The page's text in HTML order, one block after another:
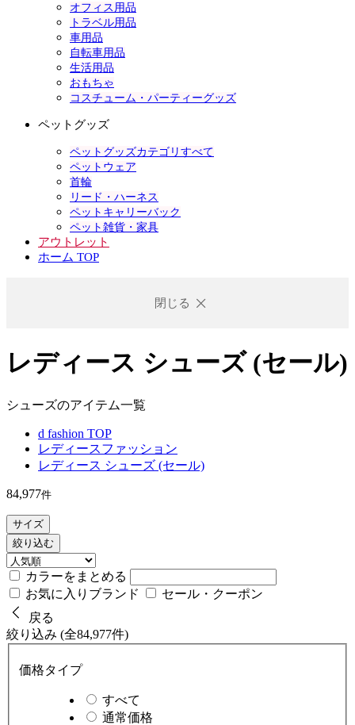
オフィス用品
トラベル用品
車用品
自転車用品
生活用品
おもちゃ
コスチューム・パーティーグッズ
ペットグッズ
ペットグッズカテゴリすべて
ペットウェア
首輪
リード・ハーネス
ペットキャリーバック
ペット雑貨・家具
アウトレット
ホーム TOP
閉じる
レディース シューズ (セール)
シューズのアイテム一覧
d fashion TOP
レディースファッション
レディース シューズ (セール)
84,977件
サイズ
絞り込む
カラーをまとめる
お気に入りブランド
セール・クーポン
戻る
絞り込み (全84,977件)
価格タイプ
すべて
通常価格